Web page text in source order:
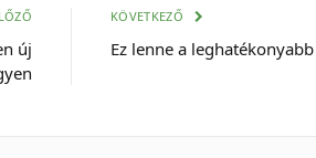
új
KÖVETKEZŐ
Ez lenne a